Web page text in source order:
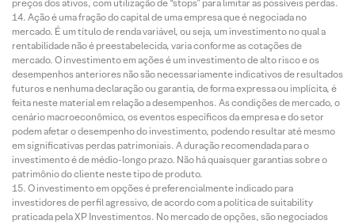
preços dos ativos, com utilização de “stops” para limitar as possíveis perdas.
Ação é uma fração do capital de uma empresa que é negociada no
mercado. É um título de renda variável, ou seja, um investimento no qual a
rentabilidade não é preestabelecida, varia conforme as cotações de
mercado. O investimento em ações é um investimento de alto risco e os
desempenhos anteriores não são necessariamente indicativos de resultados
futuros e nenhuma declaração ou garantia, de forma expressa ou implícita, é
feita neste material em relação a desempenhos. As condições de mercado, o
cenário macroeconômico, os eventos específicos da empresa e do setor
podem afetar o desempenho do investimento, podendo resultar até mesmo
em significativas perdas patrimoniais. A duração recomendada para o
investimento é de médio-longo prazo. Não há quaisquer garantias sobre o
patrimônio do cliente neste tipo de produto.
O investimento em opções é preferencialmente indicado para
investidores de perfil agressivo, de acordo com a política de suitability
praticada pela XP Investimentos. No mercado de opções, são negociados